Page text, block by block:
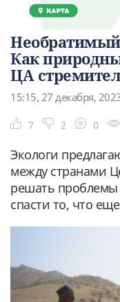
Необратимый
Как
ЦА
15:15, 27 декабря,
7 2 0
Экологи
между странами
решать проблемы
спасти то, что